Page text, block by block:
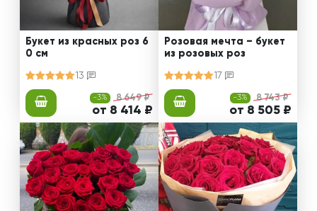
Букет из красных роз 6
0 см
13
-3% 8 649 ₽
от 8 414 ₽
Розовая мечта – букет
из розовых роз
17
-3% 8 743 ₽
от 8 505 ₽